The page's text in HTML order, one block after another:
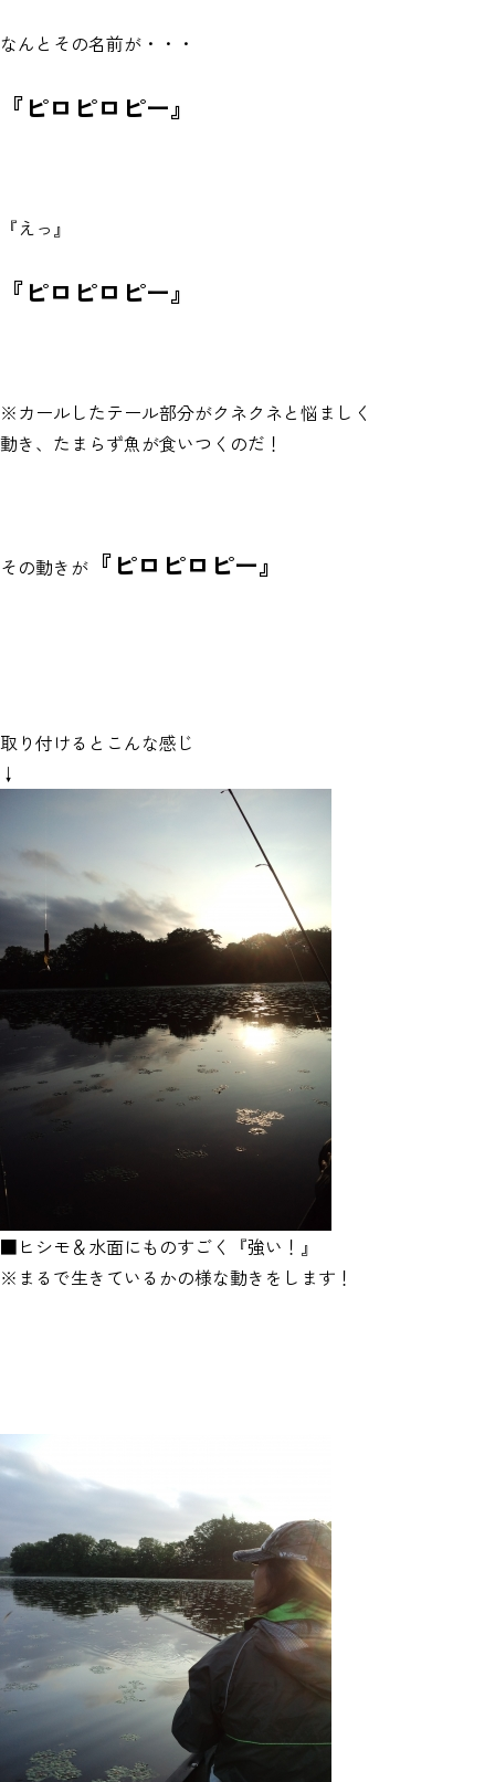
なんとその名前が・・・
『ピロピロピー』
『えっ』
『ピロピロピー』
※カールしたテール部分がクネクネと悩ましく
動き、たまらず魚が食いつくのだ！
その動きが 『ピロピロピー』
取り付けるとこんな感じ
↓
■ヒシモ＆水面にものすごく『強い！』
※まるで生きているかの様な動きをします！